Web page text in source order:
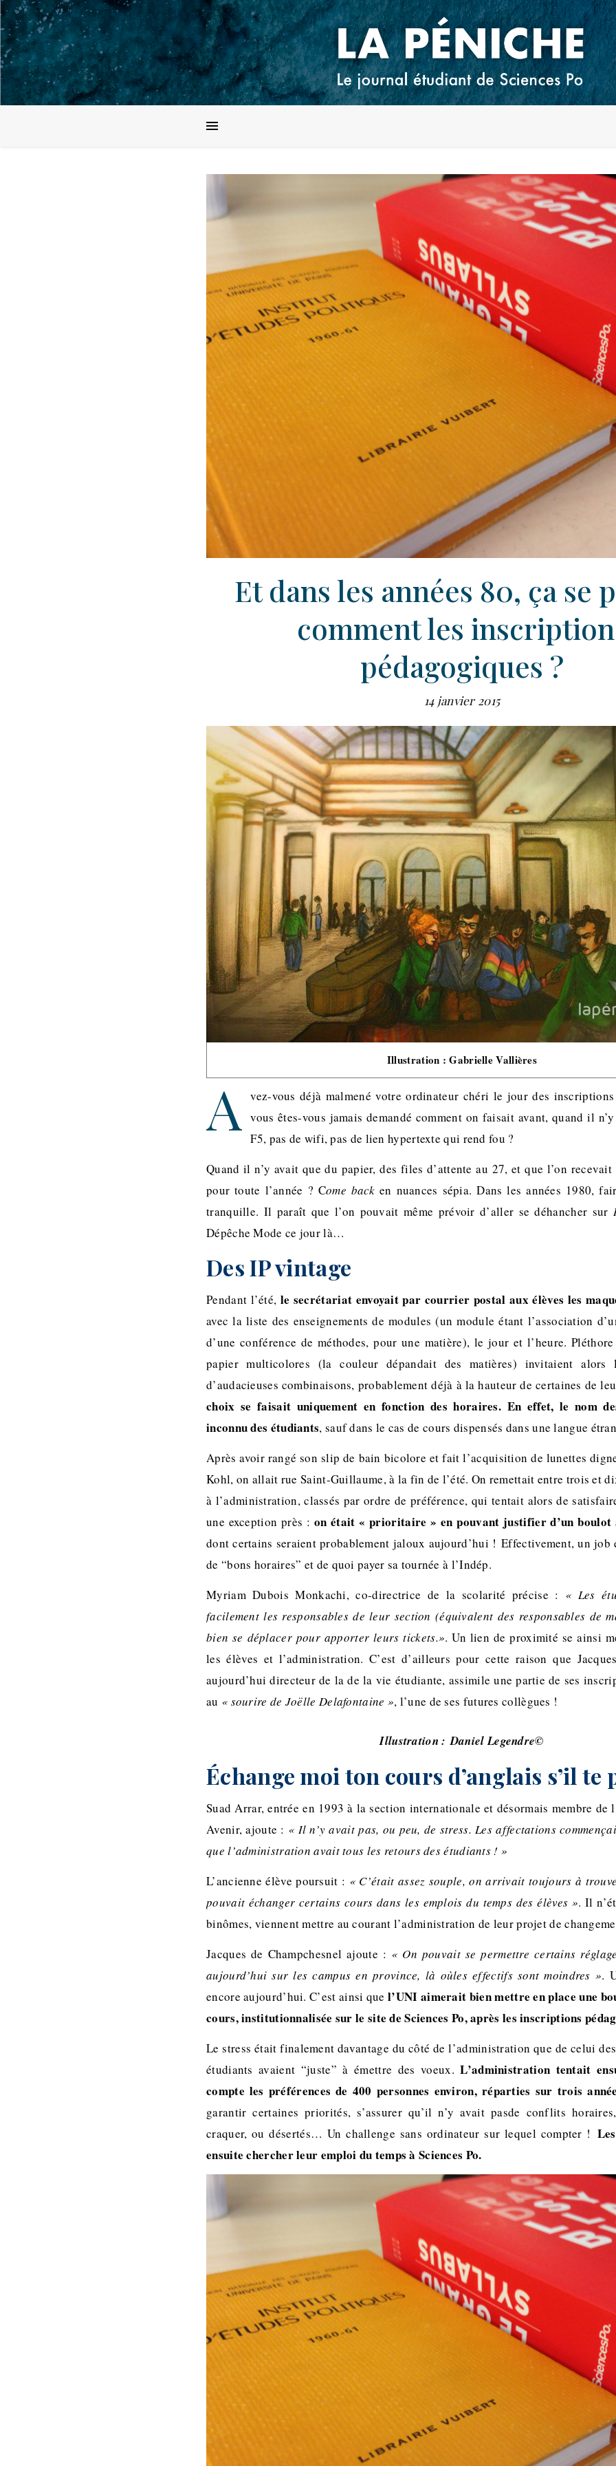
Et dans les années 80, ça se
comment les
pédagogiques ?
14 janvier 2015
Illustration : Gabrielle Vallières
A
vez-vous déjà malmené votre ordinateur chéri le jour des
vous êtes-vous jamais demandé comment on faisait avant, quand il
F5, pas de wifi, pas de lien hypertexte qui rend fou ?
Quand il n’y avait que du papier, des files d’attente au 27, et que l’on
pour toute l’année ? Come back en nuances sépia. Dans les années 1980,
tranquille. Il paraît que l’on pouvait même prévoir d’aller se déhancher sur
Dépêche Mode ce jour là…
Des IP vintage
Pendant l’été, le secrétariat envoyait par courrier postal aux élèves les
avec la liste des enseignements de modules (un module étant l’association
d’une conférence de méthodes, pour une matière), le jour et l’heure.
papier multicolores (la couleur dépandait des matières) invitaient alors
d’audacieuses combinaisons, probablement déjà à la hauteur de certaines de
choix se faisait uniquement en fonction des horaires. En effet, le nom
inconnu des étudiants, sauf dans le cas de cours dispensés dans une langue
Après avoir rangé son slip de bain bicolore et fait l’acquisition de lunettes
Kohl, on allait rue Saint-Guillaume, à la fin de l’été. On remettait entre trois et
à l’administration, classés par ordre de préférence, qui tentait alors de
une exception près : on était « prioritaire » en pouvant justifier d’un boulot
dont certains seraient probablement jaloux aujourd’hui ! Effectivement, un job
de “bons horaires” et de quoi payer sa tournée à l’Indép.
Myriam Dubois Monkachi, co-directrice de la scolarité précise : « Les
facilement les responsables de leur section (équivalent des responsables de
bien se déplacer pour apporter leurs tickets.». Un lien de proximité se ainsi
les élèves et l’administration. C’est d’ailleurs pour cette raison que
aujourd’hui directeur de la de la vie étudiante, assimile une partie de ses
au « sourire de Joëlle Delafontaine », l’une de ses futures collègues !
Illustration : Daniel Legendre©
Échange moi ton cours d’anglais s’il
Suad Arrar, entrée en 1993 à la section internationale et désormais membre de
Avenir, ajoute : « Il n’y avait pas, ou peu, de stress. Les affectations
que l’administration avait tous les retours des étudiants ! »
L’ancienne élève poursuit : « C’était assez souple, on arrivait toujours à
pouvait échanger certains cours dans les emplois du temps des élèves ». Il
binômes, viennent mettre au courant l’administration de leur projet de
Jacques de Champchesnel ajoute : « On pouvait se permettre certains
aujourd’hui sur les campus en province, là oùles effectifs sont moindres ».
encore aujourd’hui. C’est ainsi quel’UNI aimerait bien mettre en place une
cours, institutionnalisée sur le site de Sciences Po, après les inscriptions
Le stress était finalement davantage du côté de l’administration que de celui
étudiants avaient “juste” à émettre des voeux.L’administration tentait
compte les préférences de 400 personnes environ, réparties sur trois
garantir certaines priorités, s’assurer qu’il n’y avait pasde conflits
craquer, ou désertés… Un challenge sans ordinateur sur lequel compter !
ensuite chercher leur emploi du temps à Sciences Po.